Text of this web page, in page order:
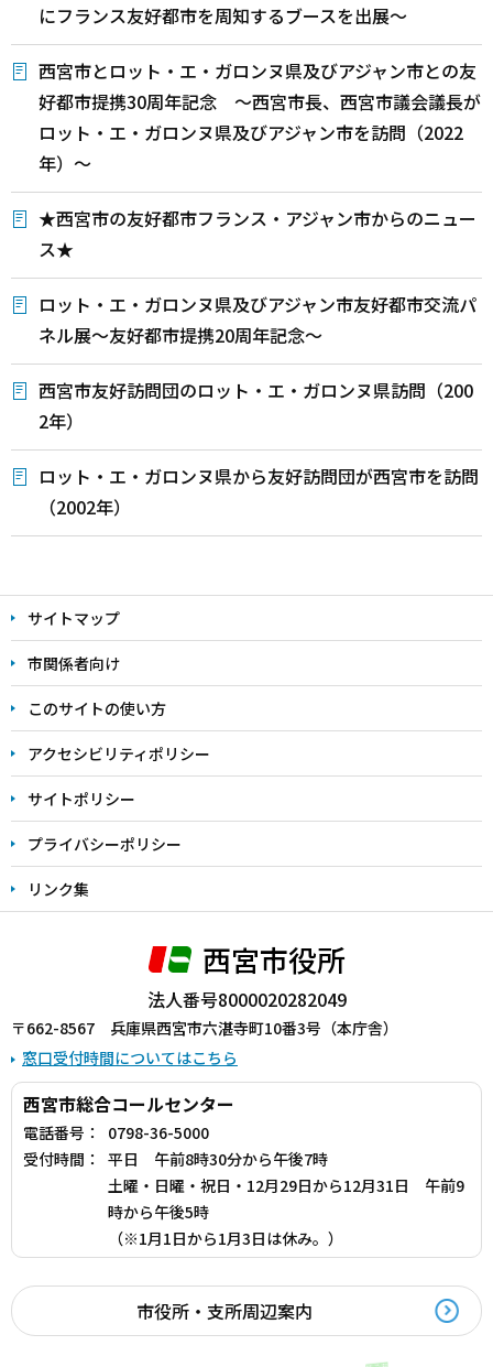
にフランス友好都市を周知するブースを出展～
西宮市とロット・エ・ガロンヌ県及びアジャン市との友
好都市提携30周年記念 ～西宮市長、西宮市議会議長が
ロット・エ・ガロンヌ県及びアジャン市を訪問（2022
年）～
★西宮市の友好都市フランス・アジャン市からのニュー
ス★
ロット・エ・ガロンヌ県及びアジャン市友好都市交流パ
ネル展～友好都市提携20周年記念～
西宮市友好訪問団のロット・エ・ガロンヌ県訪問（200
2年）
ロット・エ・ガロンヌ県から友好訪問団が西宮市を訪問
（2002年）
文
こ
こ
ま
サイトマップ
市関係者向け
このサイトの使い方
アクセシビリティポリシー
サイトポリシー
プライバシーポリシー
リンク集
西宮市役所
法人番号8000020282049
〒662-8567 兵庫県西宮市六湛寺町10番3号（本庁舎）
窓口受付時間についてはこちら
西宮市総合コールセンター
電話番号：
0798-36-5000
受付時間：
平日 午前8時30分から午後7時
土曜・日曜・祝日・12月29日から12月31日 午前9
時から午後5時
（※1月1日から1月3日は休み。）
市役所・支所周辺案内